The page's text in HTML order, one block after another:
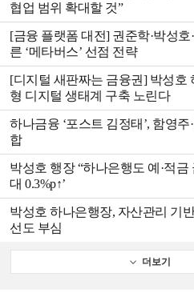
협업 범위 확대할 것”
[금융 플랫폼 대전] 권준학·박성호
른 ‘메타버스’ 선점 전략
[디지털 새판짜는 금융권] 박성호
형 디지털 생태계 구축 노린다
하나금융 ‘포스트 김정태’, 함영주
합
박성호 행장 “하나은행도 예·적금
대 0.3%p↑’
박성호 하나은행장, 자산관리 기
선도 부심
더보기